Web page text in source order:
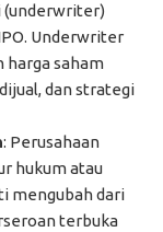
(underwriter)
Underwriter
harga saham
dan strategi
: Perusahaan
hukum atau
mengubah dari
terbuka